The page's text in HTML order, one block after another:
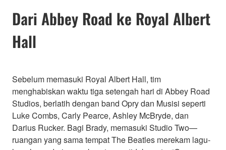
Dari Abbey Road ke Royal Albert
Hall
Sebelum memasuki Royal Albert Hall, tim
menghabiskan waktu tiga setengah hari di Abbey Road
Studios, berlatih dengan band Opry dan Musisi seperti
Luke Combs, Carly Pearce, Ashley McBryde, dan
Darius Rucker. Bagi Brady, memasuki Studio Two—
ruangan yang sama tempat The Beatles merekam lagu-